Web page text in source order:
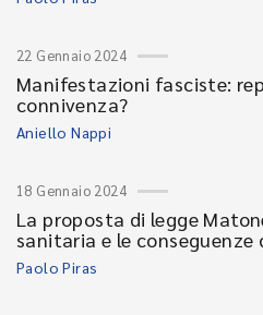
22 Gennaio 2024
Manifestazioni fasciste:
connivenza?
Aniello Nappi
18 Gennaio 2024
La proposta di legge
sanitaria e le
Paolo Piras